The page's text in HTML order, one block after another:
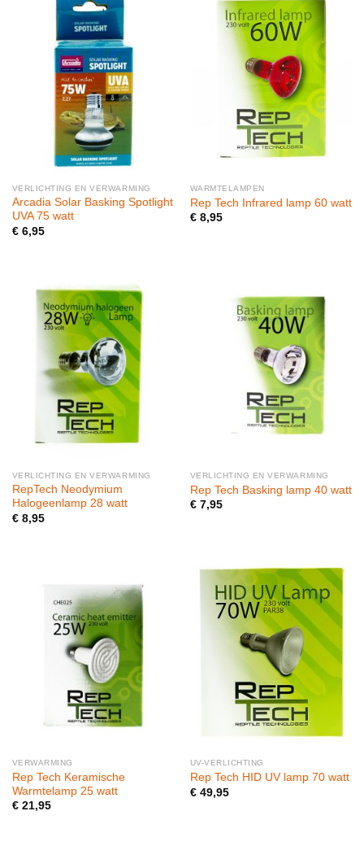
VERLICHTING EN VERWARMING
Arcadia Solar Basking Spotlight
UVA 75 watt
€6,95
WARMTELAMPEN
Rep Tech Infrared lamp 60 watt
€8,95
VERLICHTING EN VERWARMING
RepTech Neodymium
Halogeenlamp 28 watt
€8,95
VERLICHTING EN VERWARMING
Rep Tech Basking lamp 40 watt
€7,95
VERWARMING
Rep Tech Keramische
Warmtelamp 25 watt
€21,95
UV-VERLICHTING
Rep Tech HID UV lamp 70 watt
€49,95